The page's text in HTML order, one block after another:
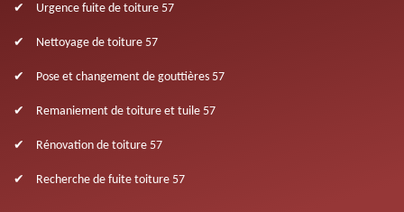
Urgence fuite de toiture 57
Nettoyage de toiture 57
Pose et changement de gouttières 57
Remaniement de toiture et tuile 57
Rénovation de toiture 57
Recherche de fuite toiture 57